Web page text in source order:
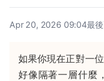
Apr 20, 2026 09:04最
如果你現在正對一
好像隔著一層什麼